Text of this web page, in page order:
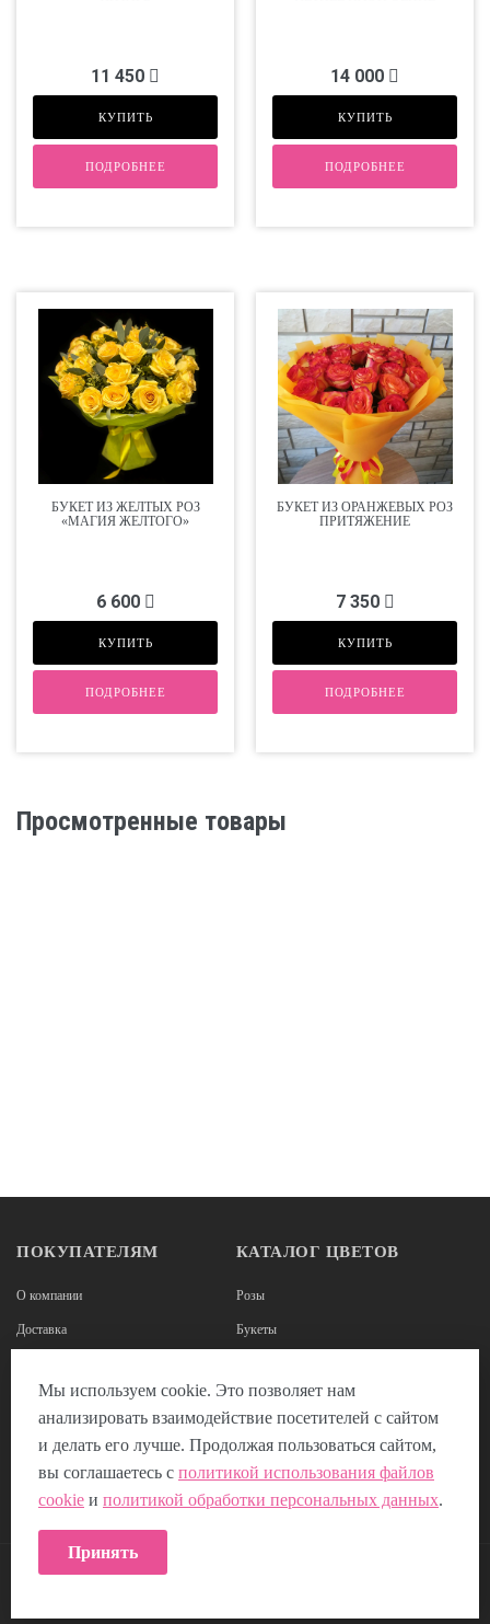
11 450
КУПИТЬ
ПОДРОБНЕЕ
14 000
КУПИТЬ
ПОДРОБНЕЕ
БУКЕТ ИЗ ЖЕЛТЫХ РОЗ
«МАГИЯ ЖЕЛТОГО»
6 600
КУПИТЬ
ПОДРОБНЕЕ
БУКЕТ ИЗ ОРАНЖЕВЫХ РОЗ
ПРИТЯЖЕНИЕ
7 350
КУПИТЬ
ПОДРОБНЕЕ
Просмотренные товары
ПОКУПАТЕЛЯМ
О компании
Доставка
Наши реквизиты
Политика использования Cookie
КАТАЛОГ ЦВЕТОВ
Розы
Букеты
Цветы в коробках
Мы используем cookie. Это позволяет нам
анализировать взаимодействие посетителей с сайтом
и делать его лучше. Продолжая пользоваться сайтом,
вы соглашаетесь с политикой использования файлов
cookie и политикой обработки персональных данных.
Принять